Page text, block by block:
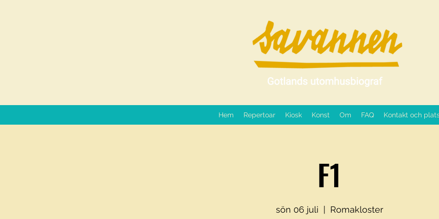
Hem Repertoar Kiosk Konst Om FAQ Kontakt och
F1
sön 06 juli Romakloster